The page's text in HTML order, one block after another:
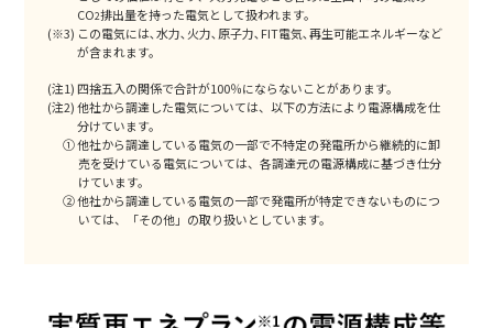
CO2排出量を持った電気として扱われます。
この電気には､水力､火力､原子力､FIT電気､再生可能エネルギーなど
が含まれます。
(注1) 四捨五入の関係で合計が100％にならないことがあります。
(注2) 他社から調達した電気については、以下の方法により電源構成を仕
分けています。
① 他社から調達している電気の一部で不特定の発電所から継続的に卸
売を受けている電気については、各調達元の電源構成に基づき仕分
けています。
② 他社から調達している電気の一部で発電所が特定できないものにつ
いては、「その他」の取り扱いとしています。